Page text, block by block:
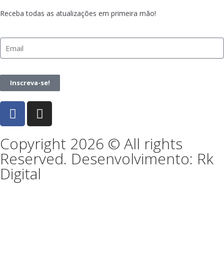
Receba todas as atualizações em primeira mão!
Inscreva-se!
Copyright 2026 © All rights
Reserved. Desenvolvimento: Rk
Digital